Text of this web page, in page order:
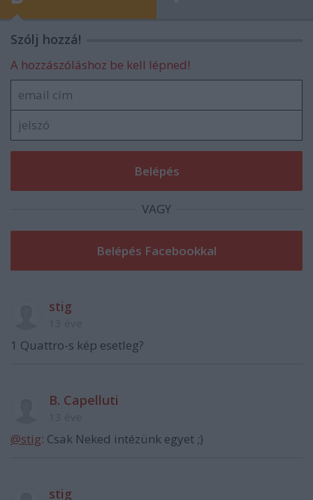
Szólj hozzá!
A hozzászóláshoz be kell lépned!
VAGY
stig
1 Quattro-s kép esetleg?
B. Capelluti
@stig: Csak Neked intézünk egyet ;)
stig